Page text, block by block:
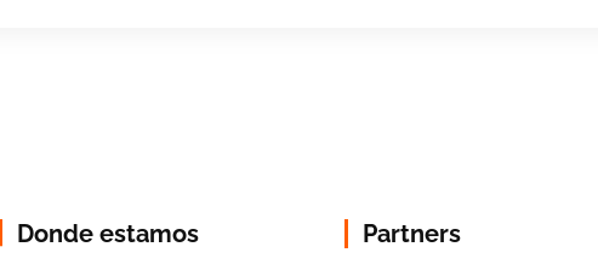
Donde estamos Partners